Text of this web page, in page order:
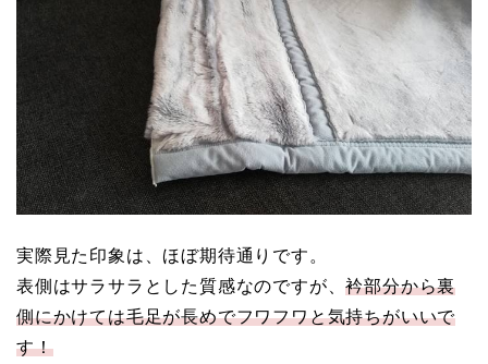
実際見た印象は、ほぼ期待通りです。
表側はサラサラとした質感なのですが、衿部分から裏
側にかけては毛足が長めでフワフワと気持ちがいいで
す！